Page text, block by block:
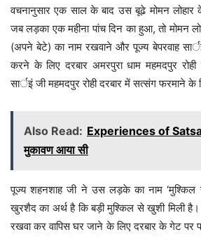
वचनानुसार एक साल के बाद उस बूढे मोमन
जब लड़का एक महीना पांच दिन का हुआ, तो मोमन
(अपने बेटे) का नाम रखवाने और पूज्य बेपरवाह
करने के लिए दरबार अमरपुरा धाम महमदपुर
सार्इं जी महमदपुर रोही दरबार में सत्संग फरमाने के
Also Read: Experiences of
मुकावण आया सी
पूज्य शहनशाह जी ने उस लड़के का नाम ‘मुश्किल
खुरशैद का अर्थ है कि बड़ी मुश्किल से खुशी मिली है।
रखवा कर वापिस घर जाने के लिए दरबार के गेट पर